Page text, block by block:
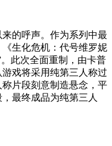
的呼声。作为系列中最
生化危机：代号维罗妮
此次全面重制，由卡普
戏将采用纯第三人称过
片段刻意制造悬念，平
最终成品为纯第三人